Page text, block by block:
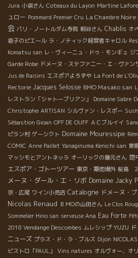
Jura 小泉さん Coteaux du Layon Martine
ュロー Pommard Premier Cru La Chambre
会 パリ・ノートルダム寺院 桐谷さん Chablis オ
息子のピエール ラ・ノティック経営者キャロル
Komatsu san レ・ヴィーニュ・ドゥ・モンギュ ジ
Garde Robe ドメーヌ・ステファニー・エ・ヴァン
Jus de Raisins エスポアよろずや La Font de
Rectorie Jacques Selosse BMO Masako san
レストラン「シャトーブリアン」
Domaine Sabre
Christophe ARTISAN シルヴァン・レスポー
Sébastion Gioan OFF DE OUFF ＡＣブルイイ
ピラン村 ゲーシクト Domaine Mouressipe
COMIC Anne Paillet Yanaginuma Kenichi san 東
マッシモとアントネッラ オーリックの藤元さん 地
エスポア・ゴトーツアー 東京・築地場外 桜島
メーヌ・ダール・エ・リボ Domaine Jacky
京・広尾 ワイン小売店 Catalogne ドメーヌ・
Nicolas Renaud ＢＭОの山田さん Le Clos
Sommelier Hino san serveuse Ana Eau Forte
2018 Vendange Descombes ムレシップ YUZU
ニューズ プラス・ド・ラ・ブルス Dijon
ビストロ「PAUL」
Vins natures オルヴォー、オ